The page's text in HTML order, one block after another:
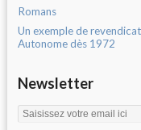
Romans
Un exemple de
Autonome dès 1972
Newsletter